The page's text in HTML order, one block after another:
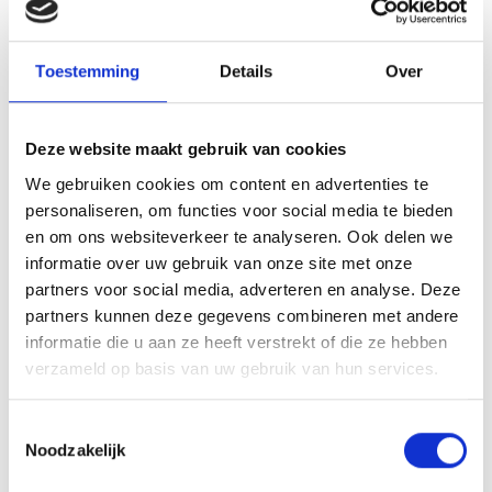
Toestemming Details Over
Deze website maakt gebruik van cookies
We gebruiken cookies om content en advertenties te
personaliseren, om functies voor social media te bieden
en om ons websiteverkeer te analyseren. Ook delen we
informatie over uw gebruik van onze site met onze
partners voor social media, adverteren en analyse. Deze
partners kunnen deze gegevens combineren met andere
informatie die u aan ze heeft verstrekt of die ze hebben
verzameld op basis van uw gebruik van hun services.
Noodzakelijk
maken
Beleidsmakers
om het onderwerp bespreekbaar te maken
met alle betrokken partijen in de stad of regio.
Bedrijven
om het onderwerp werk en mantelzorg
bespreekbaar te maken binnen organsities.
Iedereen die zich verliest in de zorg om een
ander
een kind met een beperking, maar voor iedereen